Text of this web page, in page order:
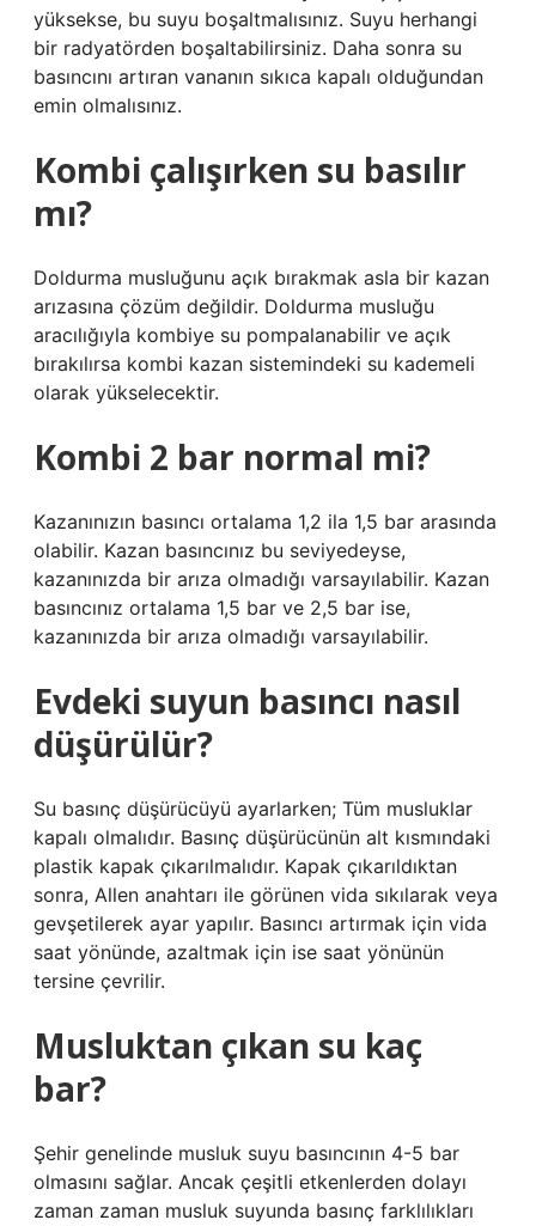
yüksekse, bu suyu boşaltmalısınız. Suyu herhangi
bir radyatörden boşaltabilirsiniz. Daha sonra su
basıncını artıran vananın sıkıca kapalı olduğundan
emin olmalısınız.
Kombi çalışırken su basılır
mı?
Doldurma musluğunu açık bırakmak asla bir kazan
arızasına çözüm değildir. Doldurma musluğu
aracılığıyla kombiye su pompalanabilir ve açık
bırakılırsa kombi kazan sistemindeki su kademeli
olarak yükselecektir.
Kombi 2 bar normal mi?
Kazanınızın basıncı ortalama 1,2 ila 1,5 bar arasında
olabilir. Kazan basıncınız bu seviyedeyse,
kazanınızda bir arıza olmadığı varsayılabilir. Kazan
basıncınız ortalama 1,5 bar ve 2,5 bar ise,
kazanınızda bir arıza olmadığı varsayılabilir.
Evdeki suyun basıncı nasıl
düşürülür?
Su basınç düşürücüyü ayarlarken; Tüm musluklar
kapalı olmalıdır. Basınç düşürücünün alt kısmındaki
plastik kapak çıkarılmalıdır. Kapak çıkarıldıktan
sonra, Allen anahtarı ile görünen vida sıkılarak veya
gevşetilerek ayar yapılır. Basıncı artırmak için vida
saat yönünde, azaltmak için ise saat yönünün
tersine çevrilir.
Musluktan çıkan su kaç
bar?
Şehir genelinde musluk suyu basıncının 4-5 bar
olmasını sağlar. Ancak çeşitli etkenlerden dolayı
zaman zaman musluk suyunda basınç farklılıkları